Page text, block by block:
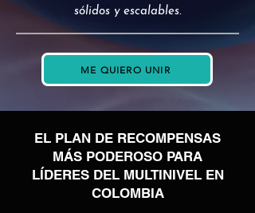
sólidos y escalables.
ME QUIERO UNIR
EL PLAN DE RECOMPENSAS
MÁS PODEROSO PARA
LÍDERES DEL MULTINIVEL EN
COLOMBIA